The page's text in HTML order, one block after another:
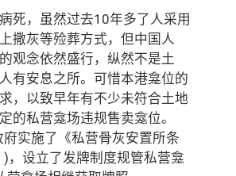
死，虽然过去10年多了人采用
撒灰等殓葬方式，但中国人
观念依然盛行，纵然不是土
有安息之所。可惜本港龛位的
，以致早年有不少未符合土地
的私营龛场违规售卖龛位。
实施了《私营骨灰安置所条
，设立了发牌制度规管私营龛